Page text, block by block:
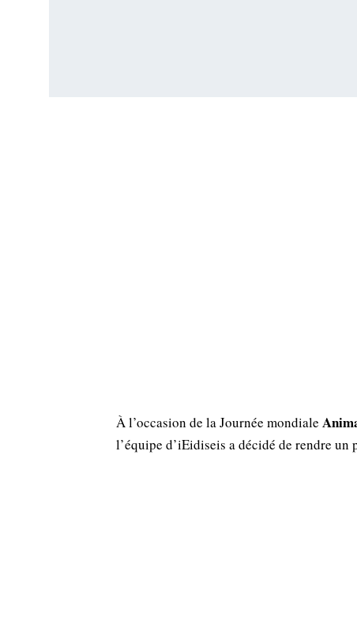
À l’occasion de la Journée mondiale
l’équipe d’iEidiseis a décidé de rendre un